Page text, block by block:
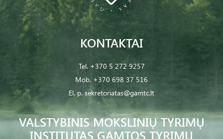
VALSTYBINIS MOKSLINIŲ TYRIMŲ
INSTITUTAS GAMTOS TYRIMŲ
KONTAKTAI
Tel. +370 5 272 9257
Mob. +370 698 37 516
El. p. sekretoriatas@gamtc.lt